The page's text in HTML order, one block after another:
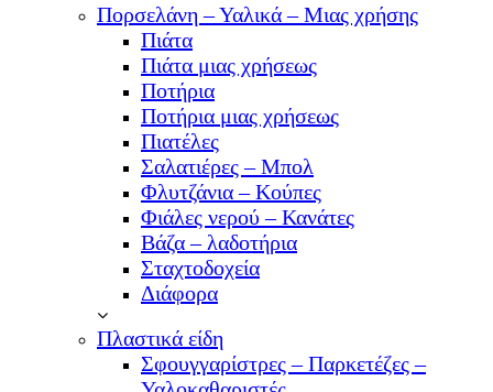
Πορσελάνη – Υαλικά – Μιας χρήσης
Πιάτα
Πιάτα μιας χρήσεως
Ποτήρια
Ποτήρια μιας χρήσεως
Πιατέλες
Σαλατιέρες – Μπολ
Φλυτζάνια – Κούπες
Φιάλες νερού – Κανάτες
Βάζα – λαδοτήρια
Σταχτοδοχεία
Διάφορα
Πλαστικά είδη
Σφουγγαρίστρες – Παρκετέζες –